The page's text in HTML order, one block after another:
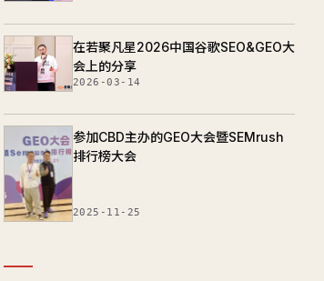
在若聚凡星2026中国谷歌SEO&GEO大
会上的分享
2026-03-14
参加CBD主办的GEO大会暨SEMrush
排行榜大会
2025-11-25